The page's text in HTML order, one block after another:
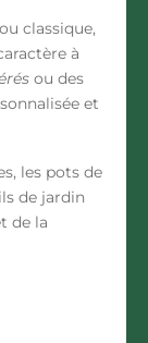
classique,
à
ou des
et
les pots de
de jardin
de la